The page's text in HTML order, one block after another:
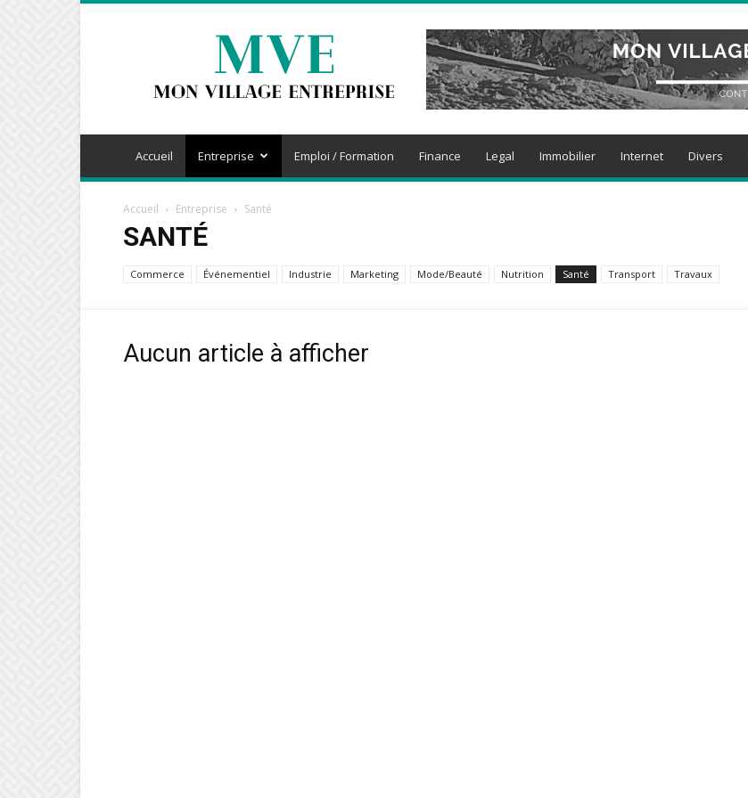
Mon
Village
Entreprise
Accueil Entreprise Emploi / Formation Finance Legal Immobilier Internet Divers
Accueil Entreprise Santé
SANTÉ
Commerce Événementiel Industrie Marketing Mode/Beauté Nutrition Santé Transport Travaux
Aucun article à afficher